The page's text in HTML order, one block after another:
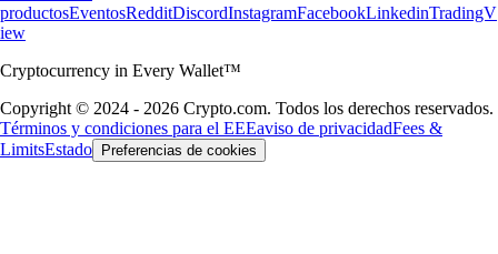
productosEventosRedditDiscordInstagramFacebookLinkedinTradingV
iew
Cryptocurrency in Every Wallet™
Copyright © 2024 - 2026 Crypto.com. Todos los derechos reservados.
Términos y condiciones para el EEEaviso de privacidadFees &
LimitsEstado Preferencias de cookies